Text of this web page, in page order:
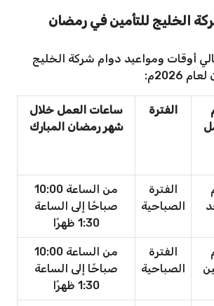
الخليج للتأمين في رمضان
أوقات ومواعيد دوام شركة الخليج
2026م:
الفترة
ساعات العمل خلال
شهر رمضان المبارك
الفترة
الصباحية
من الساعة 10:00
صباحًا إلى الساعة
1:30 ظهرًا
الفترة
الصباحية
من الساعة 10:00
صباحًا إلى الساعة
1:30 ظهرًا